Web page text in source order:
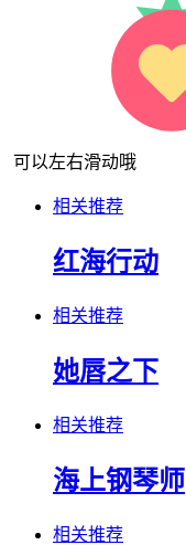
可以左右滑动哦
相关推荐
红海行动
相关推荐
她唇之下
相关推荐
海上钢琴师
相关推荐